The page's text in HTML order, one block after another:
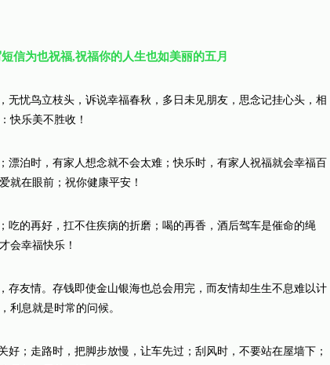
信为也祝福,祝福你的人生也如美丽的五月
无忧鸟立枝头，诉说幸福春秋，多日未见朋友，思念记挂心头，相
快乐美不胜收！
漂泊时，有家人想念就不会太难；快乐时，有家人祝福就会幸福百
就在眼前；祝你健康平安！
吃的再好，扛不住疾病的折磨；喝的再香，酒后驾车是催命的绳
会幸福快乐！
存友情。存钱即使金山银海也总会用完，而友情却生生不息难以计
利息就是时常的问候。
好；走路时，把脚步放慢，让车先过；刮风时，不要站在屋墙下；